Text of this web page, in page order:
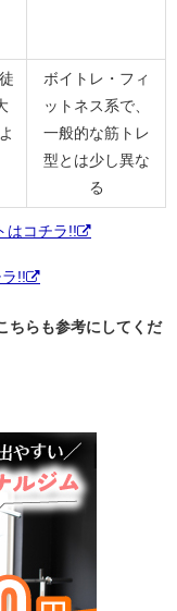
ボイトレ・フィ
ットネス系で、
一般的な筋トレ
型とは少し異な
る
はコチラ!!
!!
ちらも参考にしてくだ